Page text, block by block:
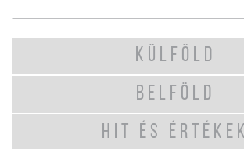
KÜLFÖLD
BELFÖLD
HIT ÉS ÉRTÉKEK